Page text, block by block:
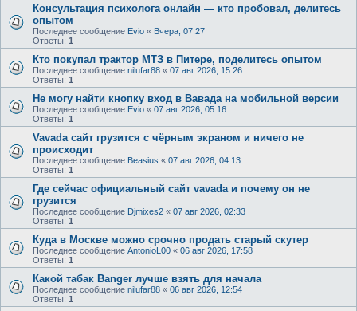
Консультация психолога онлайн — кто пробовал, делитесь
опытом
Последнее сообщение Evio « Вчера, 07:27
Ответы: 1
Кто покупал трактор МТЗ в Питере, поделитесь опытом
Последнее сообщение nilufar88 « 07 авг 2026, 15:26
Ответы: 1
Не могу найти кнопку вход в Вавада на мобильной версии
Последнее сообщение Evio « 07 авг 2026, 05:16
Ответы: 1
Vavada сайт грузится с чёрным экраном и ничего не
происходит
Последнее сообщение Beasius « 07 авг 2026, 04:13
Ответы: 1
Где сейчас официальный сайт vavada и почему он не
грузится
Последнее сообщение Djmixes2 « 07 авг 2026, 02:33
Ответы: 1
Куда в Москве можно срочно продать старый скутер
Последнее сообщение AntonioL00 « 06 авг 2026, 17:58
Ответы: 1
Какой табак Banger лучше взять для начала
Последнее сообщение nilufar88 « 06 авг 2026, 12:54
Ответы: 1